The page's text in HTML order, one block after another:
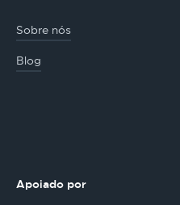
Sobre nós
Blog
Apoiado por